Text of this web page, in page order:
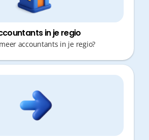
in je regio
accountants in je regio?